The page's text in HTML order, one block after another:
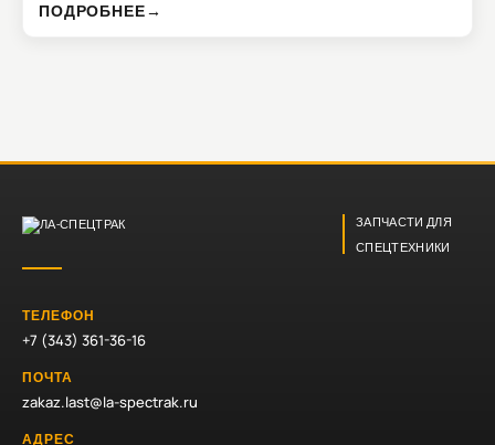
ПОДРОБНЕЕ→
ЗАПЧАСТИ ДЛЯ
СПЕЦТЕХНИКИ
ТЕЛЕФОН
+7 (343) 361-36-16
ПОЧТА
zakaz.last@la-spectrak.ru
АДРЕС